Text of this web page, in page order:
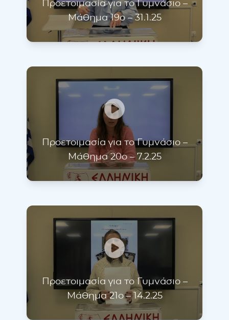
Προετοιμασία για το Γυμνάσιο –
Μάθημα 19ο – 31.1.25
Προετοιμασία για το Γυμνάσιο –
Μάθημα 20ο – 7.2.25
Προετοιμασία για το Γυμνάσιο –
Μάθημα 21ο – 14.2.25